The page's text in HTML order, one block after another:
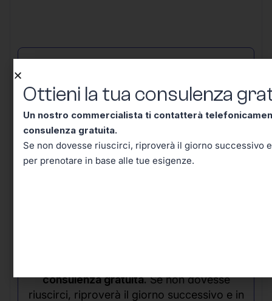
gratuita!
consulenza gratuita.Se non dovesse
riuscirci, riproverà il giorno successivo e in
Ottieni la tua consulenza
Un nostro commercialista ti contatterà
consulenza gratuita.
Se non dovesse riuscirci, riproverà il giorno successivo
per prenotare in base alle tue esigenze.